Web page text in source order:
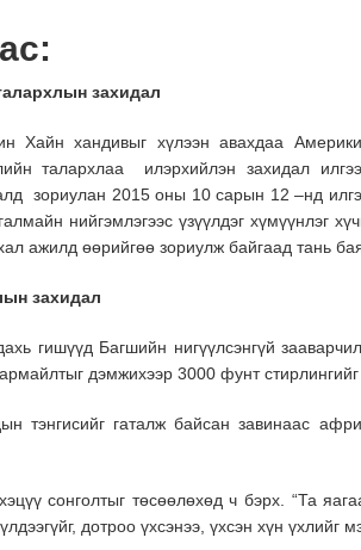
захидал
Хайн хандивыг хүлээн авахдаа
талархлаа илэрхийлэн захидал
зориулан 2015 оны 10 сарын 12 –нд
нийгэмлэгээс үзүүлдэг хүмүүнлэг
ажилд өөрийгөө зориулж байгаад тань
захидал
гишүүд Багшийн нигүүлсэнгүй
дэмжихээр 3000 фунт
тэнгисийг гаталж байсан завинаас
сонголтыг төсөөлөхөд ч бэрх. “Та
дотроо үхсэнээ, үхсэн хүн үхлийг